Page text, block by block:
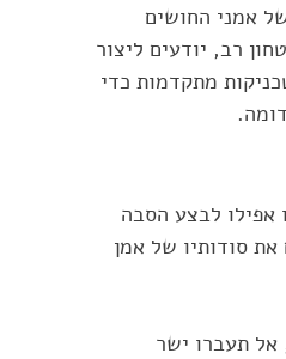
אמני החושים
רב, יודעים ליצור
מתקדמות כדי
אפילו לבצע הסבה
סודותיו של אמן
אל תעברו ישר